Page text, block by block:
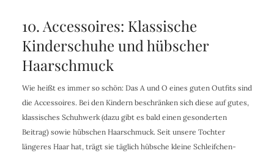
10. Accessoires: Klassische
Kinderschuhe und hübscher
Haarschmuck
Wie heißt es immer so schön: Das A und O eines guten Outfits sind
die Accessoires. Bei den Kindern beschränken sich diese auf gutes,
klassisches Schuhwerk (dazu gibt es bald einen gesonderten
Beitrag) sowie hübschen Haarschmuck. Seit unsere Tochter
längeres Haar hat, trägt sie täglich hübsche kleine Schleifchen-